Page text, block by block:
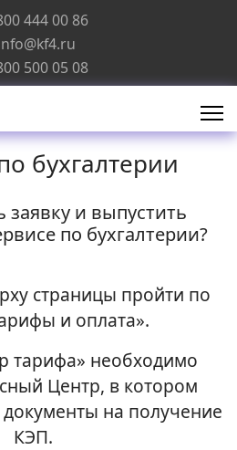
444 00 86
500 05 08
бухгалтерии
и выпустить
по бухгалтерии?
страницы пройти по
и оплата».
тарифа» необходимо
Центр, в котором
на получение
КЭП.